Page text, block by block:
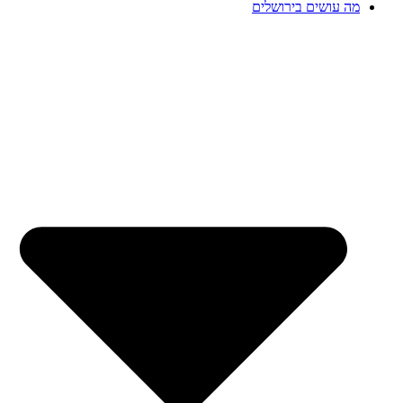
מה עושים בירושלים